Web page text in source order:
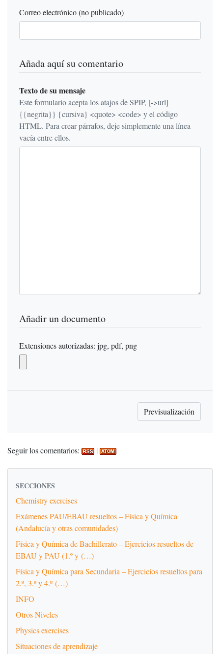
Correo electrónico (no publicado)
Añada aquí su comentario
Texto de su mensaje
Este formulario acepta los atajos de SPIP, [->url]
{{negrita}} {cursiva} <quote> <code> y el código
HTML. Para crear párrafos, deje simplemente una línea
vacía entre ellos.
Añadir un documento
Extensiones autorizadas: jpg, pdf, png
Seguir los comentarios: |
SECCIONES
Chemistry exercises
Exámenes PAU/EBAU resueltos – Física y Química
(Andalucía y otras comunidades)
Física y Química de Bachillerato – Ejercicios resueltos de
EBAU y PAU (1.º y (…)
Física y Química para Secundaria – Ejercicios resueltos para
2.º, 3.º y 4.º (…)
INFO
Otros Niveles
Physics exercises
Situaciones de aprendizaje